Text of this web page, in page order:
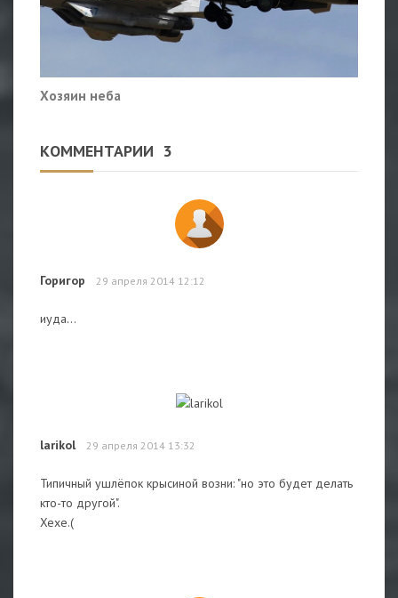
Хозяин неба
КОММЕНТАРИИ 3
Горигор 29 апреля 2014 12:12
иуда...
larikol 29 апреля 2014 13:32
Типичный ушлёпок крысиной возни: "но это будет делать
кто-то другой".
Хехе.(